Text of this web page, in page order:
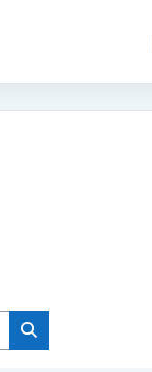
Bilatu Ikastaroak